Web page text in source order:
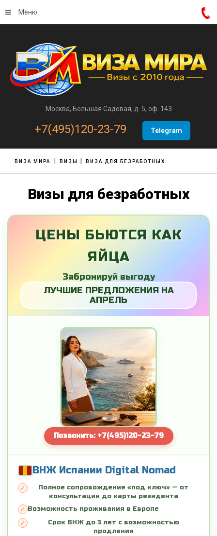
Москва, Большая Садовая, д. 5, оф. 143
+7(495)120-23-79 Telegram
Меню
ВИЗА МИРА ВИЗЫ ВИЗА ДЛЯ БЕЗРАБОТНЫХ
Визы для безработных
ЦЕНЫ БЬЮТСЯ КАК
ЯЙЦА
Забронируй выгоду
ЛУЧШИЕ ПРЕДЛОЖЕНИЯ НА
АПРЕЛЬ
Позвонить: +7(495)120-23-79
ВНЖ Испании Digital Nomad
Полное сопровождение «под ключ» — от
консультации до карты резидента
Возможность проживания в Европе
Срок ВНЖ до 3 лет с возможностью
продления